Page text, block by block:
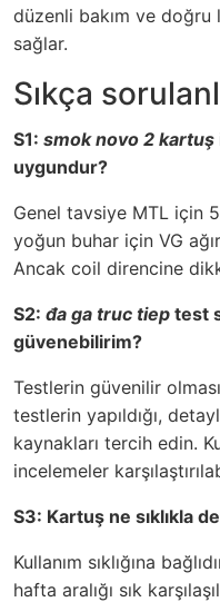
düzenli bakım ve
sağlar.
Sıkça
S1: smok novo 2 kartuş
uygundur?
Genel tavsiye MTL için
yoğun buhar için VG
Ancak coil direncine
S2: đa ga truc tiep test
güvenebilirim?
Testlerin güvenilir
testlerin yapıldığı,
kaynakları tercih edin.
incelemeler
S3: Kartuş ne sıklıkla
Kullanım sıklığına
hafta aralığı sık